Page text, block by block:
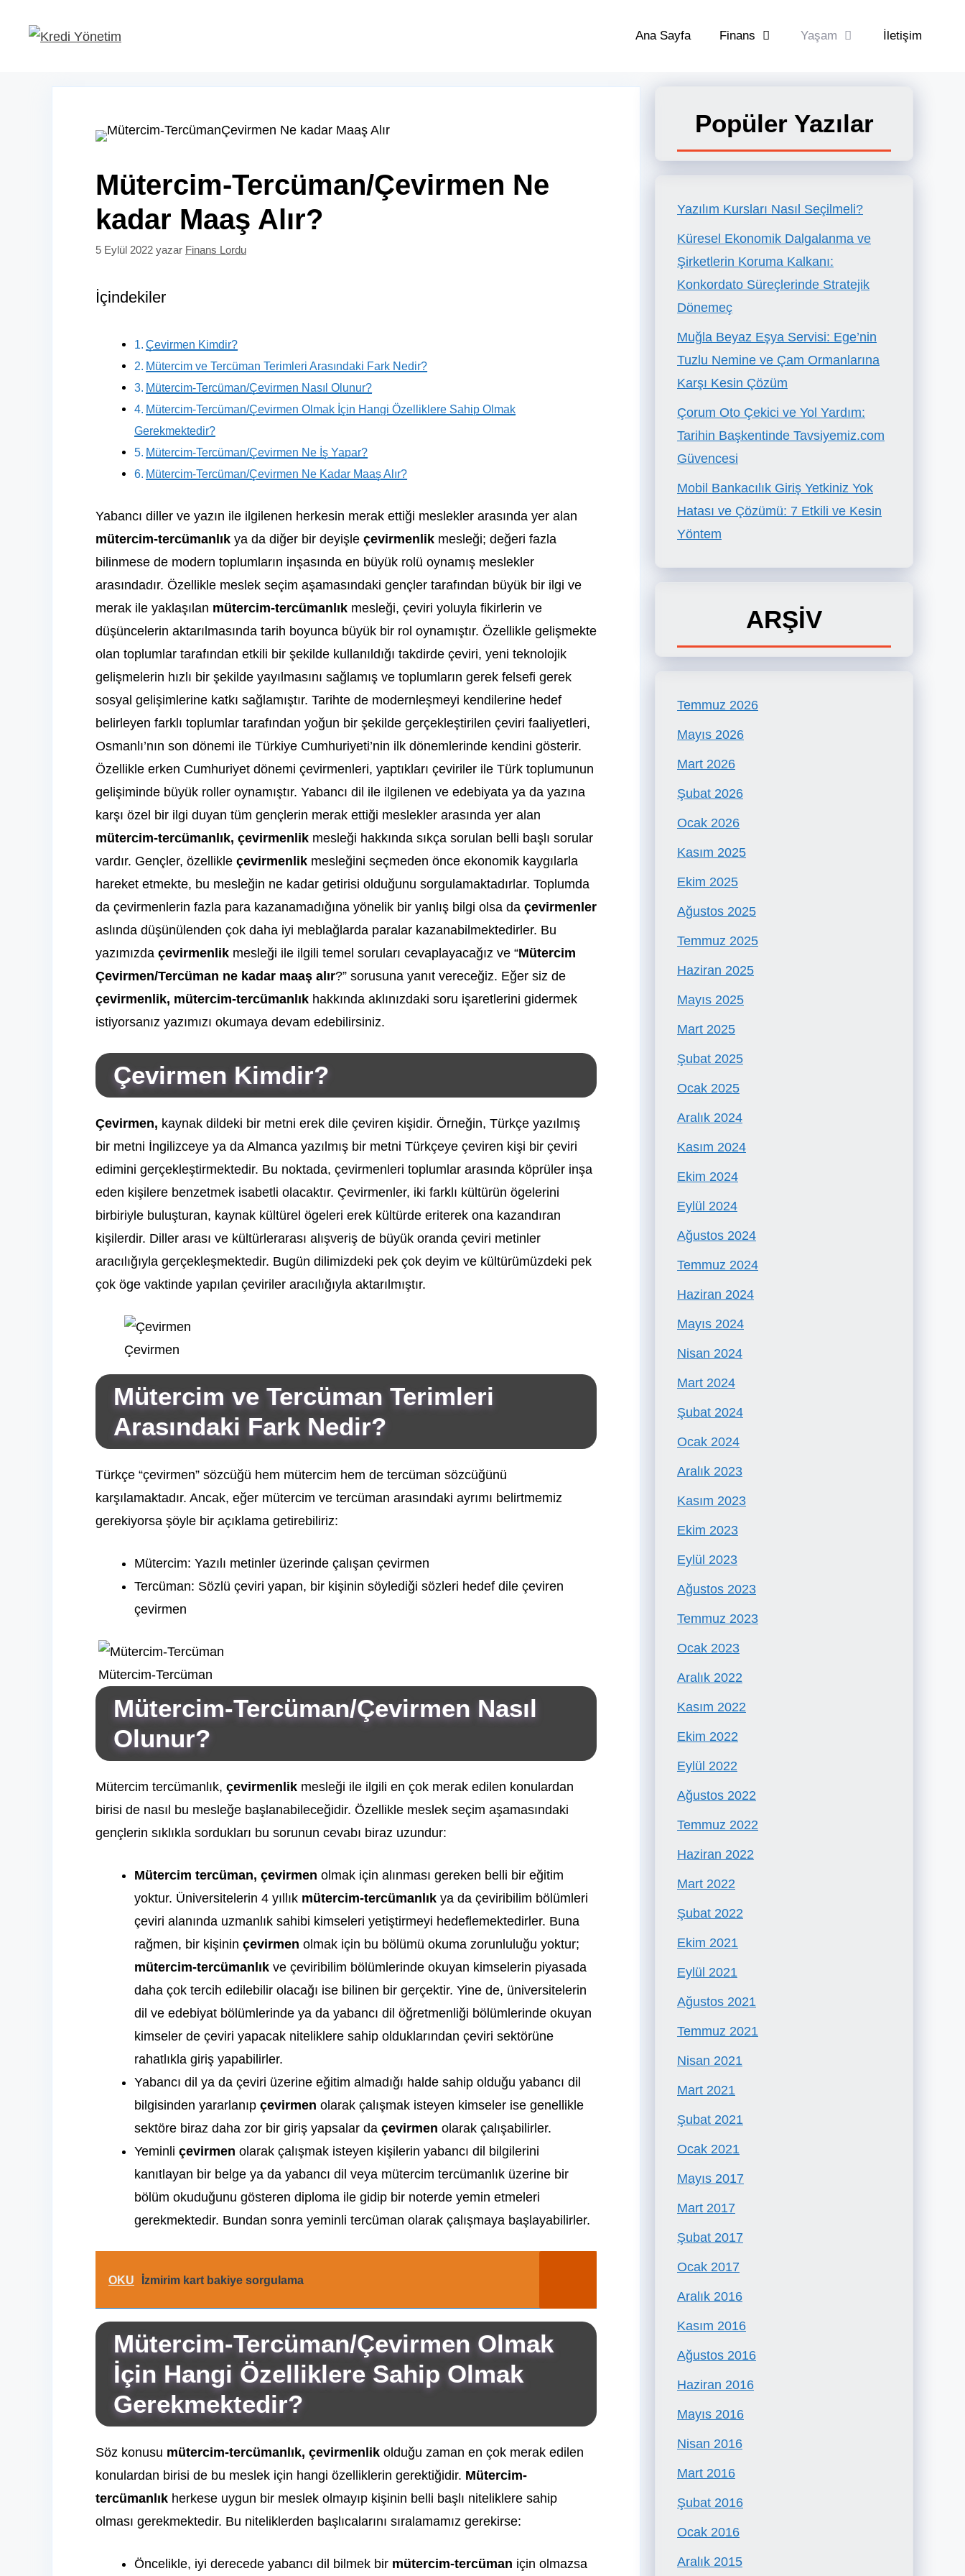
Ana Sayfa Finans Yaşam İletişim
Mütercim-Tercüman/Çevirmen Ne
kadar Maaş Alır?
5 Eylül 2022 yazar Finans Lordu
İçindekiler
Çevirmen Kimdir?
Mütercim ve Tercüman Terimleri Arasındaki Fark Nedir?
Mütercim-Tercüman/Çevirmen Nasıl Olunur?
Mütercim-Tercüman/Çevirmen Olmak İçin Hangi Özelliklere Sahip Olmak
Gerekmektedir?
Mütercim-Tercüman/Çevirmen Ne İş Yapar?
Mütercim-Tercüman/Çevirmen Ne Kadar Maaş Alır?
Yabancı diller ve yazın ile ilgilenen herkesin merak ettiği meslekler arasında yer alan
mütercim-tercümanlık ya da diğer bir deyişle çevirmenlik mesleği; değeri fazla
bilinmese de modern toplumların inşasında en büyük rolü oynamış meslekler
arasındadır. Özellikle meslek seçim aşamasındaki gençler tarafından büyük bir ilgi ve
merak ile yaklaşılan mütercim-tercümanlık mesleği, çeviri yoluyla fikirlerin ve
düşüncelerin aktarılmasında tarih boyunca büyük bir rol oynamıştır. Özellikle gelişmekte
olan toplumlar tarafından etkili bir şekilde kullanıldığı takdirde çeviri, yeni teknolojik
gelişmelerin hızlı bir şekilde yayılmasını sağlamış ve toplumların gerek felsefi gerek
sosyal gelişimlerine katkı sağlamıştır. Tarihte de modernleşmeyi kendilerine hedef
belirleyen farklı toplumlar tarafından yoğun bir şekilde gerçekleştirilen çeviri faaliyetleri,
Osmanlı’nın son dönemi ile Türkiye Cumhuriyeti’nin ilk dönemlerinde kendini gösterir.
Özellikle erken Cumhuriyet dönemi çevirmenleri, yaptıkları çeviriler ile Türk toplumunun
gelişiminde büyük roller oynamıştır. Yabancı dil ile ilgilenen ve edebiyata ya da yazına
karşı özel bir ilgi duyan tüm gençlerin merak ettiği meslekler arasında yer alan
mütercim-tercümanlık, çevirmenlik mesleği hakkında sıkça sorulan belli başlı sorular
vardır. Gençler, özellikle çevirmenlik mesleğini seçmeden önce ekonomik kaygılarla
hareket etmekte, bu mesleğin ne kadar getirisi olduğunu sorgulamaktadırlar. Toplumda
da çevirmenlerin fazla para kazanamadığına yönelik bir yanlış bilgi olsa da çevirmenler
aslında düşünülenden çok daha iyi meblağlarda paralar kazanabilmektedirler. Bu
yazımızda çevirmenlik mesleği ile ilgili temel soruları cevaplayacağız ve “Mütercim
Çevirmen/Tercüman ne kadar maaş alır?” sorusuna yanıt vereceğiz. Eğer siz de
çevirmenlik, mütercim-tercümanlık hakkında aklınızdaki soru işaretlerini gidermek
istiyorsanız yazımızı okumaya devam edebilirsiniz.
Çevirmen Kimdir?
Çevirmen, kaynak dildeki bir metni erek dile çeviren kişidir. Örneğin, Türkçe yazılmış
bir metni İngilizceye ya da Almanca yazılmış bir metni Türkçeye çeviren kişi bir çeviri
edimini gerçekleştirmektedir. Bu noktada, çevirmenleri toplumlar arasında köprüler inşa
eden kişilere benzetmek isabetli olacaktır. Çevirmenler, iki farklı kültürün ögelerini
birbiriyle buluşturan, kaynak kültürel ögeleri erek kültürde eriterek ona kazandıran
kişilerdir. Diller arası ve kültürlerarası alışveriş de büyük oranda çeviri metinler
aracılığıyla gerçekleşmektedir. Bugün dilimizdeki pek çok deyim ve kültürümüzdeki pek
çok öge vaktinde yapılan çeviriler aracılığıyla aktarılmıştır.
Çevirmen
Mütercim ve Tercüman Terimleri
Arasındaki Fark Nedir?
Türkçe “çevirmen” sözcüğü hem mütercim hem de tercüman sözcüğünü
karşılamaktadır. Ancak, eğer mütercim ve tercüman arasındaki ayrımı belirtmemiz
gerekiyorsa şöyle bir açıklama getirebiliriz:
Mütercim: Yazılı metinler üzerinde çalışan çevirmen
Tercüman: Sözlü çeviri yapan, bir kişinin söylediği sözleri hedef dile çeviren
çevirmen
Mütercim-Tercüman
Mütercim-Tercüman/Çevirmen Nasıl
Olunur?
Mütercim tercümanlık, çevirmenlik mesleği ile ilgili en çok merak edilen konulardan
birisi de nasıl bu mesleğe başlanabileceğidir. Özellikle meslek seçim aşamasındaki
gençlerin sıklıkla sordukları bu sorunun cevabı biraz uzundur:
Mütercim tercüman, çevirmen olmak için alınması gereken belli bir eğitim
yoktur. Üniversitelerin 4 yıllık mütercim-tercümanlık ya da çeviribilim bölümleri
çeviri alanında uzmanlık sahibi kimseleri yetiştirmeyi hedeflemektedirler. Buna
rağmen, bir kişinin çevirmen olmak için bu bölümü okuma zorunluluğu yoktur;
mütercim-tercümanlık ve çeviribilim bölümlerinde okuyan kimselerin piyasada
daha çok tercih edilebilir olacağı ise bilinen bir gerçektir. Yine de, üniversitelerin
dil ve edebiyat bölümlerinde ya da yabancı dil öğretmenliği bölümlerinde okuyan
kimseler de çeviri yapacak niteliklere sahip olduklarından çeviri sektörüne
rahatlıkla giriş yapabilirler.
Yabancı dil ya da çeviri üzerine eğitim almadığı halde sahip olduğu yabancı dil
bilgisinden yararlanıp çevirmen olarak çalışmak isteyen kimseler ise genellikle
sektöre biraz daha zor bir giriş yapsalar da çevirmen olarak çalışabilirler.
Yeminli çevirmen olarak çalışmak isteyen kişilerin yabancı dil bilgilerini
kanıtlayan bir belge ya da yabancı dil veya mütercim tercümanlık üzerine bir
bölüm okuduğunu gösteren diploma ile gidip bir noterde yemin etmeleri
gerekmektedir. Bundan sonra yeminli tercüman olarak çalışmaya başlayabilirler.
OKU İzmirim kart bakiye sorgulama
Mütercim-Tercüman/Çevirmen Olmak
İçin Hangi Özelliklere Sahip Olmak
Gerekmektedir?
Söz konusu mütercim-tercümanlık, çevirmenlik olduğu zaman en çok merak edilen
konulardan birisi de bu meslek için hangi özelliklerin gerektiğidir. Mütercim-
tercümanlık herkese uygun bir meslek olmayıp kişinin belli başlı niteliklere sahip
olması gerekmektedir. Bu niteliklerden başlıcalarını sıralamamız gerekirse:
Öncelikle, iyi derecede yabancı dil bilmek bir mütercim-tercüman için olmazsa
Popüler Yazılar
Yazılım Kursları Nasıl Seçilmeli?
Küresel Ekonomik Dalgalanma ve
Şirketlerin Koruma Kalkanı:
Konkordato Süreçlerinde Stratejik
Dönemeç
Muğla Beyaz Eşya Servisi: Ege’nin
Tuzlu Nemine ve Çam Ormanlarına
Karşı Kesin Çözüm
Çorum Oto Çekici ve Yol Yardım:
Tarihin Başkentinde Tavsiyemiz.com
Güvencesi
Mobil Bankacılık Giriş Yetkiniz Yok
Hatası ve Çözümü: 7 Etkili ve Kesin
Yöntem
ARŞİV
Temmuz 2026
Mayıs 2026
Mart 2026
Şubat 2026
Ocak 2026
Kasım 2025
Ekim 2025
Ağustos 2025
Temmuz 2025
Haziran 2025
Mayıs 2025
Mart 2025
Şubat 2025
Ocak 2025
Aralık 2024
Kasım 2024
Ekim 2024
Eylül 2024
Ağustos 2024
Temmuz 2024
Haziran 2024
Mayıs 2024
Nisan 2024
Mart 2024
Şubat 2024
Ocak 2024
Aralık 2023
Kasım 2023
Ekim 2023
Eylül 2023
Ağustos 2023
Temmuz 2023
Ocak 2023
Aralık 2022
Kasım 2022
Ekim 2022
Eylül 2022
Ağustos 2022
Temmuz 2022
Haziran 2022
Mart 2022
Şubat 2022
Ekim 2021
Eylül 2021
Ağustos 2021
Temmuz 2021
Nisan 2021
Mart 2021
Şubat 2021
Ocak 2021
Mayıs 2017
Mart 2017
Şubat 2017
Ocak 2017
Aralık 2016
Kasım 2016
Ağustos 2016
Haziran 2016
Mayıs 2016
Nisan 2016
Mart 2016
Şubat 2016
Ocak 2016
Aralık 2015